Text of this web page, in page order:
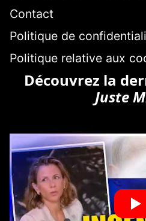
Contact
Politique de
Politique relative aux
Découvrez la
Juste